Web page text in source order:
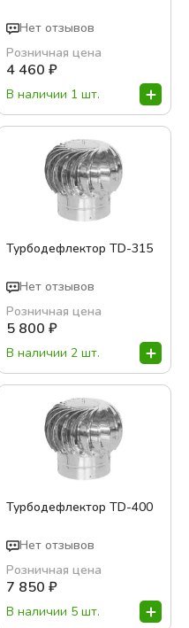
Нет отзывов
Розничная цена
4 460 ₽
В наличии 1 шт.
Турбодефлектор TD-315
Нет отзывов
Розничная цена
5 800 ₽
В наличии 2 шт.
Турбодефлектор TD-400
Нет отзывов
Розничная цена
7 850 ₽
В наличии 5 шт.